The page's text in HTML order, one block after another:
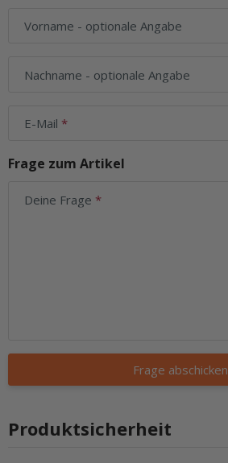
Vorname - optionale Angabe
Nachname - optionale Angabe
E-Mail
Frage zum Artikel
Deine Frage
Frage abschicken
Produktsicherheit